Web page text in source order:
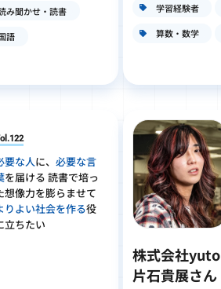
み聞かせ・読書
語
要な人に、 必要な言
を届ける 読書で培っ
想像力を膨らませて
りよい社会を作る役
立ちたい
学習経験者
算数・数学
株式会社
片石貴展さん